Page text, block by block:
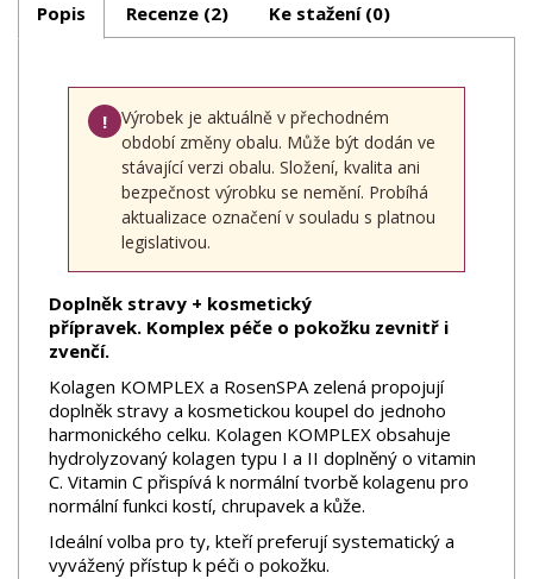
Popis Recenze (2) Ke stažení (0)
!
Výrobek je aktuálně v přechodném
období změny obalu. Může být dodán ve
stávající verzi obalu. Složení, kvalita ani
bezpečnost výrobku se nemění. Probíhá
aktualizace označení v souladu s platnou
legislativou.
Doplněk stravy + kosmetický
přípravek. Komplex péče o pokožku zevnitř i
zvenčí.
Kolagen KOMPLEX a RosenSPA zelená propojují
doplněk stravy a kosmetickou koupel do jednoho
harmonického celku. Kolagen KOMPLEX obsahuje
hydrolyzovaný kolagen typu I a II doplněný o vitamin
C. Vitamin C přispívá k normální tvorbě kolagenu pro
normální funkci kostí, chrupavek a kůže.
Ideální volba pro ty, kteří preferují systematický a
vyvážený přístup k péči o pokožku.